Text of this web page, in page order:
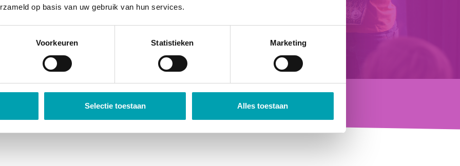
op basis van uw gebruik van hun services.
Voorkeuren Statistieken Marketing
Selectie toestaan Alles toestaan
SoulKidz